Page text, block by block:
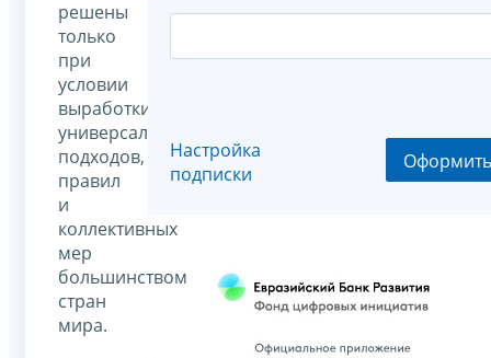
решены
только
при
условии
выработки
универсальных
подходов,
правил
и
коллективных
мер
большинством
стран
мира.
Настройка
подписки
Оформить